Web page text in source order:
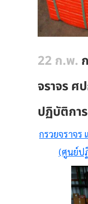
22 ก.พ.
จราจร ศ
ปฏิบัติกา
กรวยจราจร
(ศูนย์ป